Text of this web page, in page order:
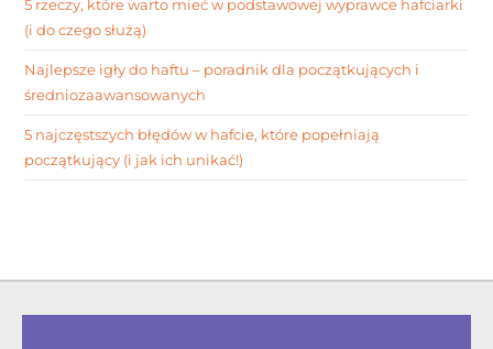
5 rzeczy, które warto mieć w podstawowej wyprawce hafciarki
(i do czego służą)
Najlepsze igły do haftu – poradnik dla początkujących i
średniozaawansowanych
5 najczęstszych błędów w hafcie, które popełniają
początkujący (i jak ich unikać!)